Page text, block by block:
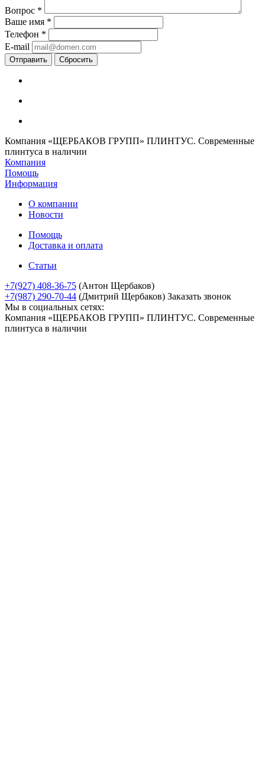
опрос *
аше имя *
Телефон *
E-mail
Сбросить
Компания «ЩЕРБАКОВ ГРУПП» ПЛИНТУС. Современные
плинтуса в наличии
Компания
Помощь
Информация
О компании
Новости
Помощь
Доставка и оплата
Статьи
+7(927) 408-36-75 (Антон Щербаков)
+7(987) 290-70-44 (Дмитрий Щербаков) Заказать звонок
Мы в социальных сетях:
Компания «ЩЕРБАКОВ ГРУПП» ПЛИНТУС. Современные
плинтуса в наличии